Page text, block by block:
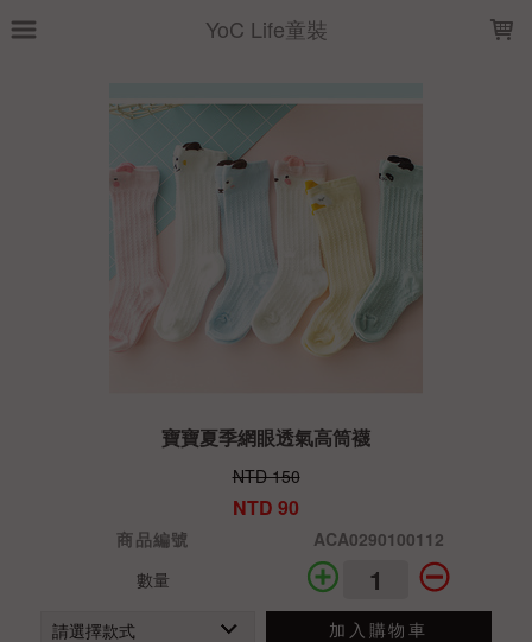
YoC Life童裝
寶寶夏季網眼透氣高筒襪
NTD 150
NTD 90
商品編號
ACA0290100112
數量
加入購物車